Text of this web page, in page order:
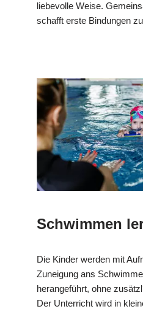
liebevolle Weise.
schafft erste Bindungen
Schwimmen
Die Kinder werden mit
Zuneigung ans
herangeführt, ohne
Der Unterricht wird in